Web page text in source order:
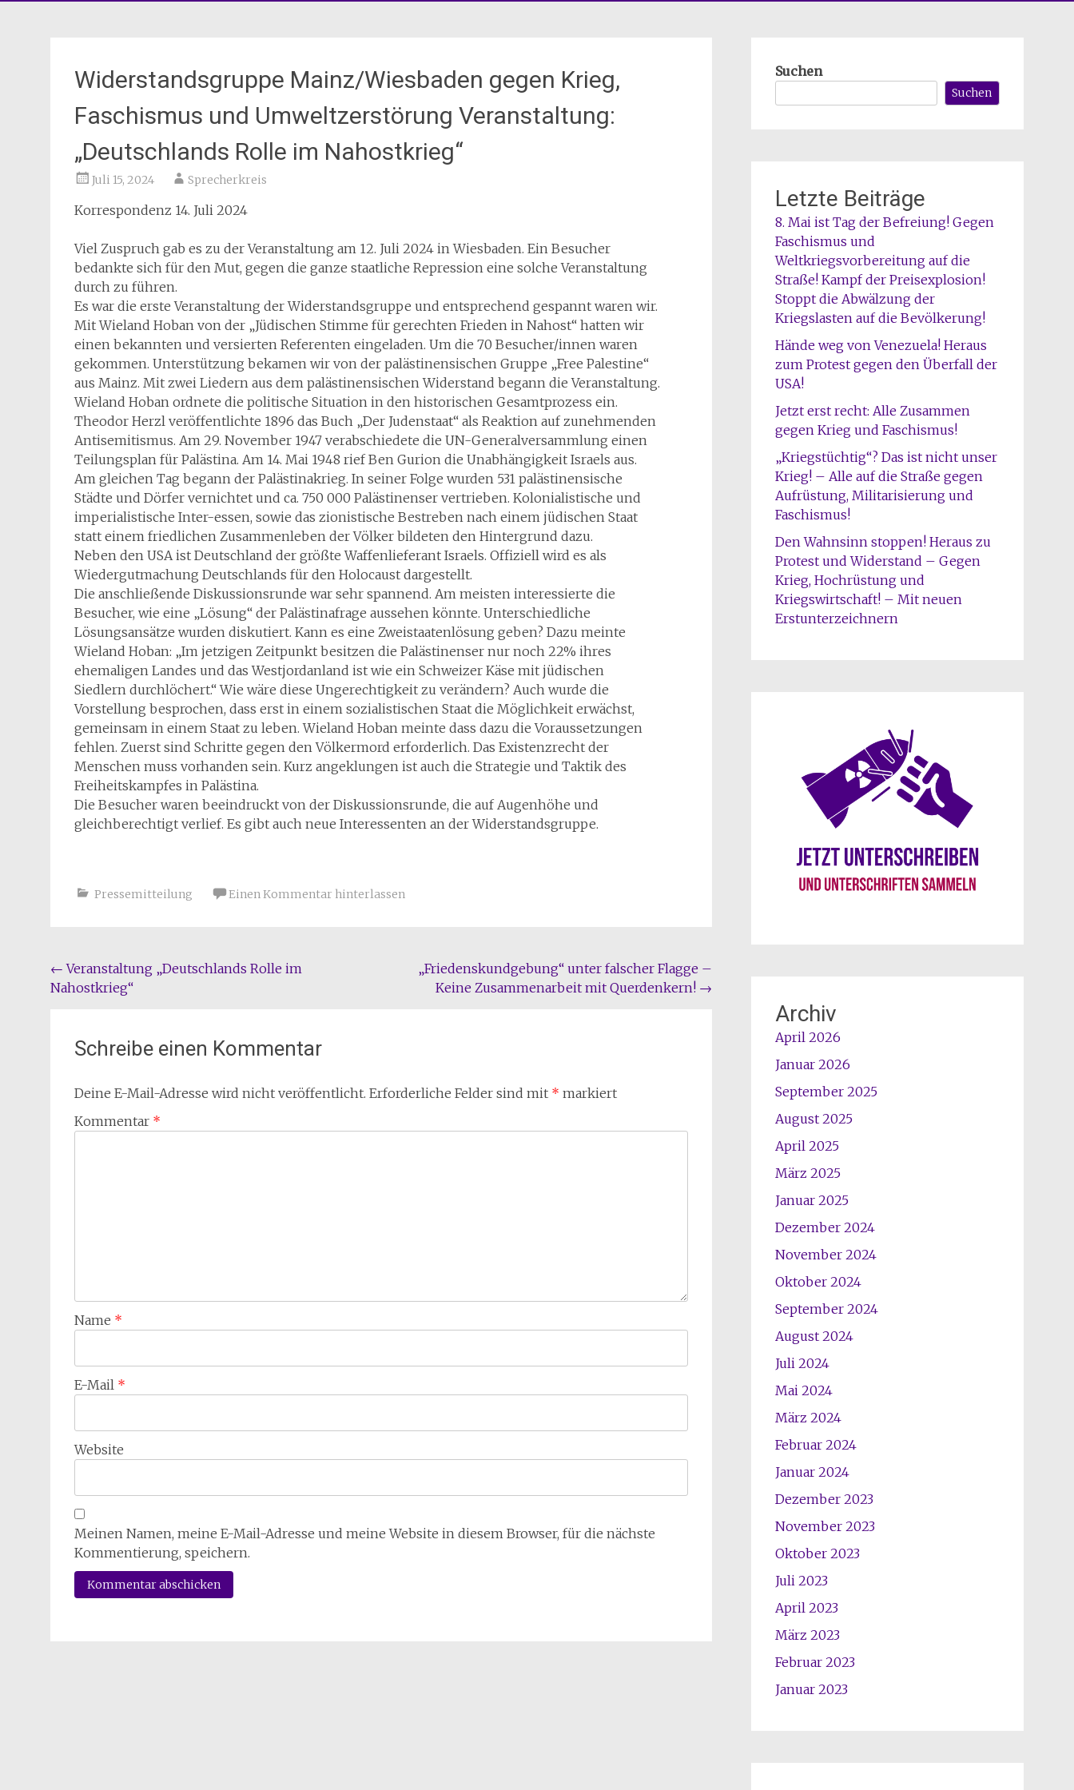
Widerstandsgruppe Mainz/Wiesbaden gegen Krieg,
Faschismus und Umweltzerstörung Veranstaltung:
„Deutschlands Rolle im Nahostkrieg“
Juli 15, 2024 Sprecherkreis
Korrespondenz 14. Juli 2024
Viel Zuspruch gab es zu der Veranstaltung am 12. Juli 2024 in Wiesbaden. Ein Besucher
bedankte sich für den Mut, gegen die ganze staatliche Repression eine solche Veranstaltung
durch zu führen.
Es war die erste Veranstaltung der Widerstandsgruppe und entsprechend gespannt waren wir.
Mit Wieland Hoban von der „Jüdischen Stimme für gerechten Frieden in Nahost“ hatten wir
einen bekannten und versierten Referenten eingeladen. Um die 70 Besucher/innen waren
gekommen. Unterstützung bekamen wir von der palästinensischen Gruppe „Free Palestine“
aus Mainz. Mit zwei Liedern aus dem palästinensischen Widerstand begann die Veranstaltung.
Wieland Hoban ordnete die politische Situation in den historischen Gesamtprozess ein.
Theodor Herzl veröffentlichte 1896 das Buch „Der Judenstaat“ als Reaktion auf zunehmenden
Antisemitismus. Am 29. November 1947 verabschiedete die UN-Generalversammlung einen
Teilungsplan für Palästina. Am 14. Mai 1948 rief Ben Gurion die Unabhängigkeit Israels aus.
Am gleichen Tag begann der Palästinakrieg. In seiner Folge wurden 531 palästinensische
Städte und Dörfer vernichtet und ca. 750 000 Palästinenser vertrieben. Kolonialistische und
imperialistische Inter-essen, sowie das zionistische Bestreben nach einem jüdischen Staat
statt einem friedlichen Zusammenleben der Völker bildeten den Hintergrund dazu.
Neben den USA ist Deutschland der größte Waffenlieferant Israels. Offiziell wird es als
Wiedergutmachung Deutschlands für den Holocaust dargestellt.
Die anschließende Diskussionsrunde war sehr spannend. Am meisten interessierte die
Besucher, wie eine „Lösung“ der Palästinafrage aussehen könnte. Unterschiedliche
Lösungsansätze wurden diskutiert. Kann es eine Zweistaatenlösung geben? Dazu meinte
Wieland Hoban: „Im jetzigen Zeitpunkt besitzen die Palästinenser nur noch 22% ihres
ehemaligen Landes und das Westjordanland ist wie ein Schweizer Käse mit jüdischen
Siedlern durchlöchert.“ Wie wäre diese Ungerechtigkeit zu verändern? Auch wurde die
Vorstellung besprochen, dass erst in einem sozialistischen Staat die Möglichkeit erwächst,
gemeinsam in einem Staat zu leben. Wieland Hoban meinte dass dazu die Voraussetzungen
fehlen. Zuerst sind Schritte gegen den Völkermord erforderlich. Das Existenzrecht der
Menschen muss vorhanden sein. Kurz angeklungen ist auch die Strategie und Taktik des
Freiheitskampfes in Palästina.
Die Besucher waren beeindruckt von der Diskussionsrunde, die auf Augenhöhe und
gleichberechtigt verlief. Es gibt auch neue Interessenten an der Widerstandsgruppe.
Pressemitteilung Einen Kommentar hinterlassen
Beitragsnavigation
← Veranstaltung „Deutschlands Rolle im
Nahostkrieg“
„Friedenskundgebung“ unter falscher Flagge –
Keine Zusammenarbeit mit Querdenkern! →
Schreibe einen Kommentar
Deine E-Mail-Adresse wird nicht veröffentlicht. Erforderliche Felder sind mit * markiert
Kommentar *
Name *
E-Mail *
Website
Meinen Namen, meine E-Mail-Adresse und meine Website in diesem Browser, für die nächste
Kommentierung, speichern.
Suchen
Suchen
Letzte Beiträge
8. Mai ist Tag der Befreiung! Gegen
Faschismus und
Weltkriegsvorbereitung auf die
Straße! Kampf der Preisexplosion!
Stoppt die Abwälzung der
Kriegslasten auf die Bevölkerung!
Hände weg von Venezuela! Heraus
zum Protest gegen den Überfall der
USA!
Jetzt erst recht: Alle Zusammen
gegen Krieg und Faschismus!
„Kriegstüchtig“? Das ist nicht unser
Krieg! – Alle auf die Straße gegen
Aufrüstung, Militarisierung und
Faschismus!
Den Wahnsinn stoppen! Heraus zu
Protest und Widerstand – Gegen
Krieg, Hochrüstung und
Kriegswirtschaft! – Mit neuen
Erstunterzeichnern
Archiv
April 2026
Januar 2026
September 2025
August 2025
April 2025
März 2025
Januar 2025
Dezember 2024
November 2024
Oktober 2024
September 2024
August 2024
Juli 2024
Mai 2024
März 2024
Februar 2024
Januar 2024
Dezember 2023
November 2023
Oktober 2023
Juli 2023
April 2023
März 2023
Februar 2023
Januar 2023